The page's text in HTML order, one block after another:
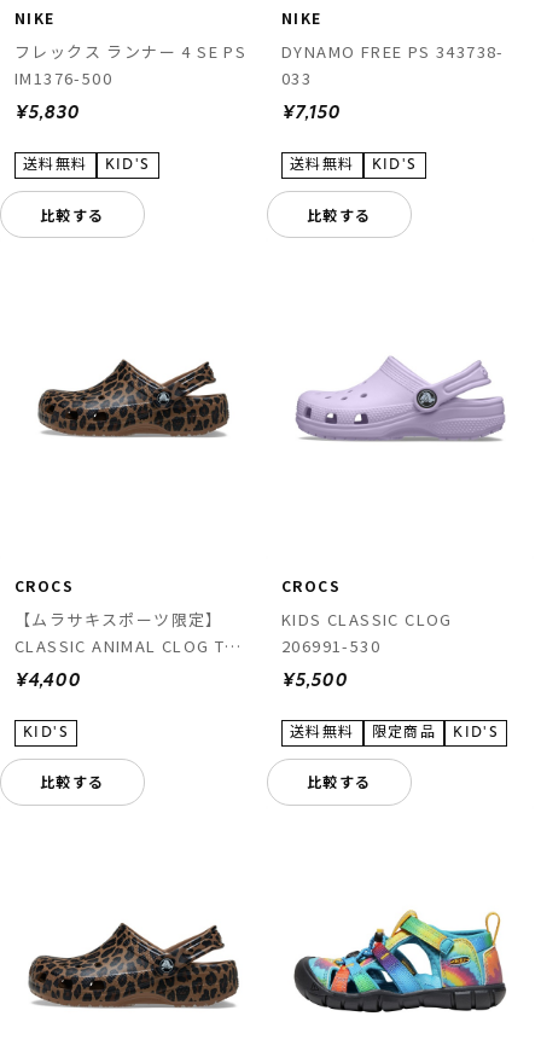
NIKE
フレックス ランナー 4 SE PS
IM1376-500
¥5,830
比較する
NIKE
DYNAMO FREE PS 343738-
033
¥7,150
比較する
CROCS
【ムラサキスポーツ限定】
CLASSIC ANIMAL CLOG T
211882-2LD
¥4,400
比較する
CROCS
KIDS CLASSIC CLOG
206991-530
¥5,500
比較する